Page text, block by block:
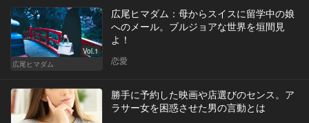
Vol.1
広尾ヒマダム
広尾ヒマダム：母からスイスに留学中の娘
へのメール。ブルジョアな世界を垣間見
よ！
恋愛
勝手に予約した映画や店選びのセンス。ア
ラサー女を困惑させた男の言動とは